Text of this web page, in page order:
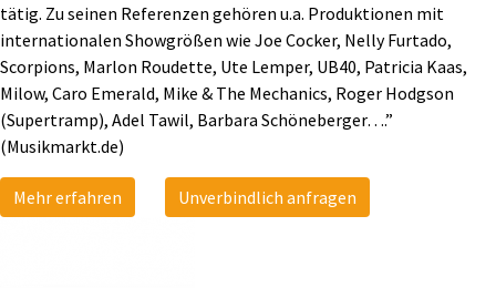
tätig. Zu seinen Referenzen gehören u.a. Produktionen mit
internationalen Showgrößen wie Joe Cocker, Nelly Furtado,
Scorpions, Marlon Roudette, Ute Lemper, UB40, Patricia Kaas,
Milow, Caro Emerald, Mike & The Mechanics, Roger Hodgson
(Supertramp), Adel Tawil, Barbara Schöneberger….”
(Musikmarkt.de)
Mehr erfahren Unverbindlich anfragen